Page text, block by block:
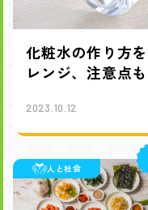
化粧水の作り方
レンジ、注意点も
2023.10.12
人と社会